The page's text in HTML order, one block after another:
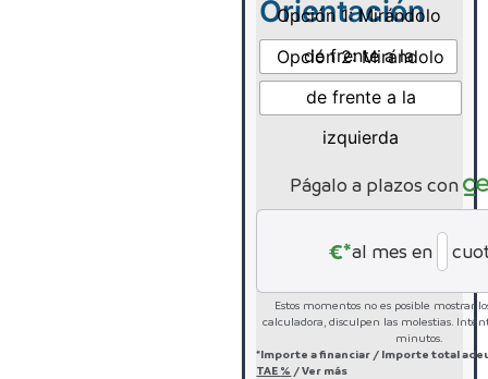
Orientación
Opción 1: Mirándolo
de frente a la
derecha
Opción 2: Mirándolo
de frente a la
izquierda
Págalo a plazos con
€*al mes en
Estos momentos no es posible mostrar
calculadora, disculpen las molestias.
minutos.
*Importe a financiar / Importe total
TAE % /Ver más